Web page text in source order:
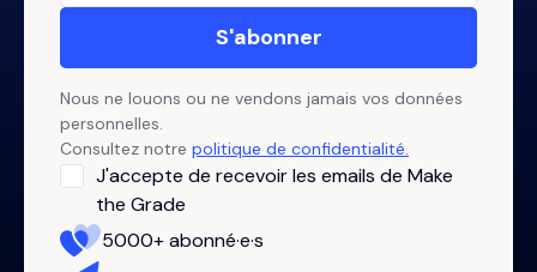
Nous ne louons ou ne vendons jamais vos données
personnelles.
Consultez notre politique de confidentialité.
J'accepte de recevoir les emails de Make
the Grade
5000+ abonné·e·s